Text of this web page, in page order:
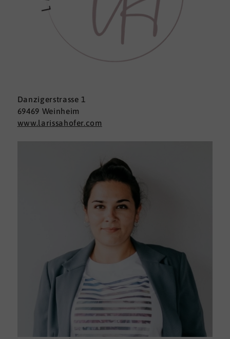
Danzigerstrasse 1
69469 Weinheim
www.larissahofer.com